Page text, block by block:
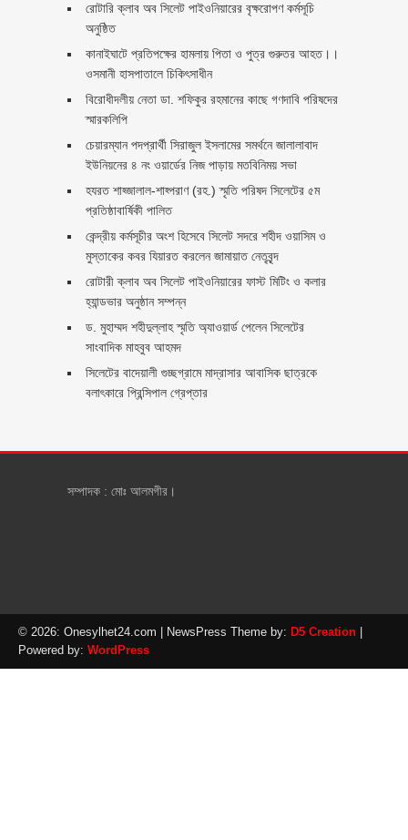
রোটারি ক্লাব অব সিলেট পাইওনিয়ারের বৃক্ষরোপণ কর্মসূচি
অনুষ্ঠিত
কানাইঘাটে প্রতিপক্ষের হামলায় পিতা ও পুত্র গুরুতর আহত।।
ওসমানী হাসপাতালে চিকিৎসাধীন
বিরোধীদলীয় নেতা ডা. শফিকুর রহমানের কাছে গণদাবি পরিষদের
স্মারকলিপি ‎
চেয়ারম্যান পদপ্রার্থী সিরাজুল ইসলামের সমর্থনে জালালাবাদ
ইউনিয়নের ৪ নং ওয়ার্ডের নিজ পাড়ায় মতবিনিময় সভা
হযরত শাহ্জালাল-শাহ্পরাণ (রহ.) স্মৃতি পরিষদ সিলেটের ৫ম
প্রতিষ্ঠাবার্ষিকী পালিত ‎​
কেন্দ্রীয় কর্মসূচীর অংশ হিসেবে সিলেট সদরে শহীদ ওয়াসিম ও
মুস্তাকের কবর যিয়ারত করলেন জামায়াত নেতৃবৃন্দ ‎
রোটারী ক্লাব অব সিলেট পাইওনিয়ারের ফাস্ট মিটিং ও কলার
হ্যান্ডভার অনুষ্ঠান সম্পন্ন
ড. মুহাম্মদ শহীদুল্লাহ স্মৃতি অ্যাওয়ার্ড পেলেন সিলেটের
সাংবাদিক মাহবুব আহমদ
সিলেটের বাদেয়ালী গুচ্ছগ্রামে মাদ্রাসার আবাসিক ছাত্রকে
বলাৎকারে প্রিন্সিপাল গ্রেপ্তার ‎
সম্পাদক : মোঃ আলমগীর।
© 2026: Onesylhet24.com | NewsPress Theme by: D5 Creation
Powered by: WordPress